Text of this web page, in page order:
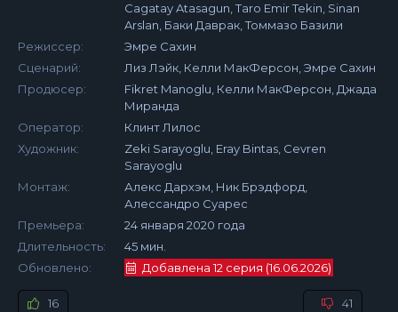
Cagatay Atasagun, Taro Emir Tekin, Sinan
Arslan, Баки Даврак, Томмазо Базили
Режиссер:
Эмре Сахин
Сценарий:
Лиз Лэйк, Келли МакФерсон, Эмре Сахин
Продюсер:
Fikret Manoglu, Келли МакФерсон, Джада
Миранда
Оператор:
Клинт Лилос
Художник:
Zeki Sarayoglu, Eray Bintas, Cevren
Sarayoglu
Монтаж:
Алекс Дархэм, Ник Брэдфорд,
Алессандро Суарес
Премьера:
24 января 2020 года
Длительность:
45 мин.
Обновлено:
Добавлена 12 серия (16.06.2026)
16 41